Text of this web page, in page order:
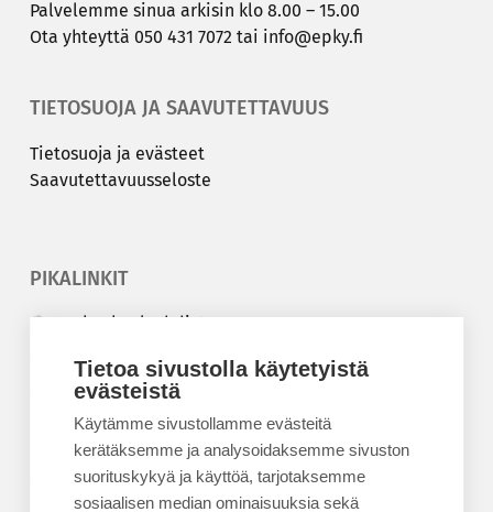
Tietoa sivustolla käytetyistä
evästeistä
Käytämme sivustollamme evästeitä
kerätäksemme ja analysoidaksemme sivuston
suorituskykyä ja käyttöä, tarjotaksemme
sosiaalisen median ominaisuuksia sekä
Pal­ve­lem­me sinua ar­ki­sin klo 8.00 – 15.00
Ota yh­teyt­tä 050 431 7072 tai info@epky.fi
TIETOSUOJA JA SAAVUTETTAVUUS
Tie­to­suo­ja ja eväs­teet
Saa­vu­tet­ta­vuus­se­los­te
PIKALINKIT
Korkeakouluyhdistys
Kesäyliopisto
Epanet
BLOGIT
Kesäyliopiston blogi